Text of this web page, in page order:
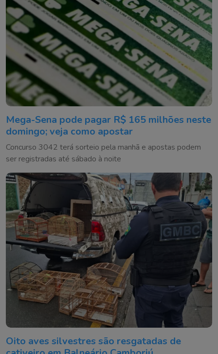
Mega-Sena pode pagar R$ 165 milhões neste
domingo; veja como apostar
Concurso 3042 terá sorteio pela manhã e apostas podem
ser registradas até sábado à noite
Oito aves silvestres são resgatadas de